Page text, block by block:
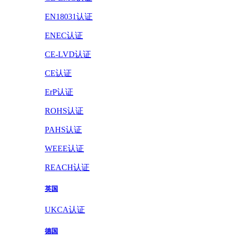
EN18031认证
ENEC认证
CE-LVD认证
CE认证
ErP认证
ROHS认证
PAHS认证
WEEE认证
REACH认证
英国
UKCA认证
德国